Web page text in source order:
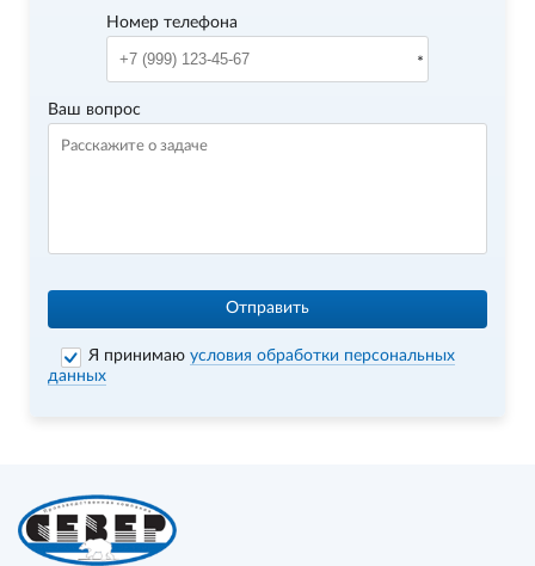
Номер телефона
Ваш вопрос
Отправить
Я принимаюусловия обработки персональных
данных